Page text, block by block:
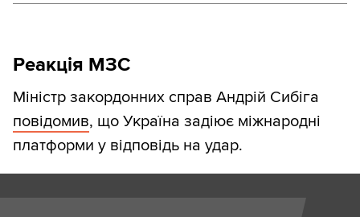
Реакція МЗС
Міністр закордонних справ Андрій Сибіга
повідомив, що Україна задіює міжнародні
платформи у відповідь на удар.